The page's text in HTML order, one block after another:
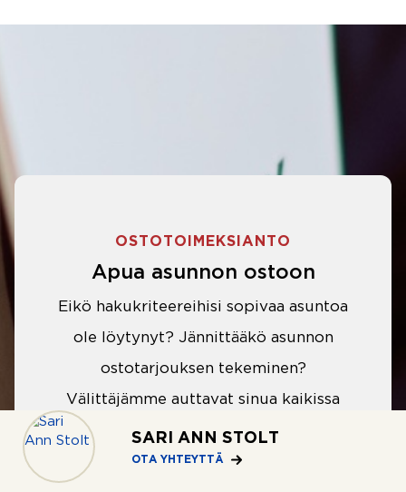
SARI ANN STOLT
OTA YHTEYTTÄ
OSTOTOIMEKSIANTO
Apua asunnon ostoon
Eikö hakukriteereihisi sopivaa asuntoa
ole löytynyt? Jännittääkö asunnon
ostotarjouksen tekeminen?
Välittäjämme auttavat sinua kaikissa
asunnon ostoon liittyvissä asioissa.